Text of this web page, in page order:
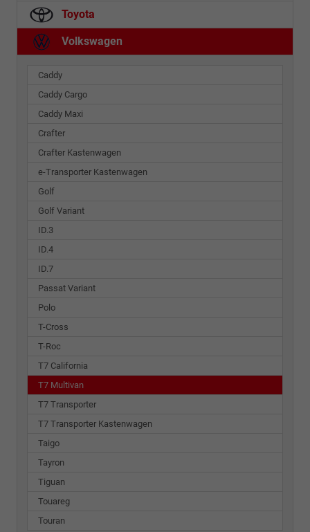
Toyota
Volkswagen
Caddy
Caddy Cargo
Caddy Maxi
Crafter
Crafter Kastenwagen
e-Transporter Kastenwagen
Golf
Golf Variant
ID.3
ID.4
ID.7
Passat Variant
Polo
T-Cross
T-Roc
T7 California
T7 Multivan
T7 Transporter
T7 Transporter Kastenwagen
Taigo
Tayron
Tiguan
Touareg
Touran